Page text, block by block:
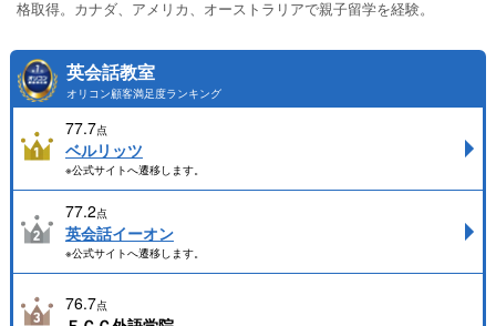
格取得。カナダ、アメリカ、オーストラリアで親子留学を経験。
英会話教室
オリコン顧客満足度ランキング
77.7点
ベルリッツ
※公式サイトへ遷移します。
77.2点
英会話イーオン
※公式サイトへ遷移します。
76.7点